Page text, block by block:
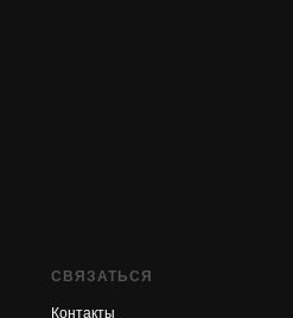
СВЯЗАТЬСЯ
Контакты